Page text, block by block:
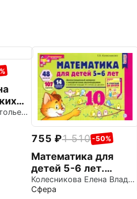
Шадрина Элла Анатольевна
755 1 510 -50%
Математика для
детей 5-6 лет.
Демонстрационный
материал. ФГОС ДО
Колесникова Елена Владимировна
Сфера